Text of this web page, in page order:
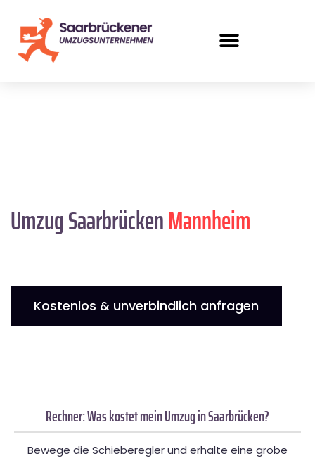
Umzug SaarbrückenMannheim
Kostenlos & unverbindlich anfragen
Rechner: Was kostet mein Umzug in Saarbrücken?
Bewege die Schieberegler und erhalte eine grobe